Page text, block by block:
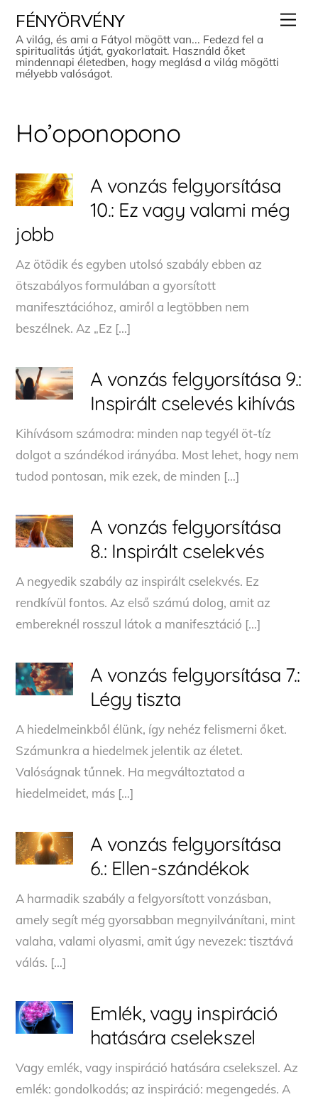
content
FÉNYÖRVÉNY
A világ, és ami a Fátyol mögött van... Fedezd fel a
spiritualitás útját, gyakorlatait. Használd őket
mindennapi életedben, hogy meglásd a világ mögötti
mélyebb valóságot.
Ho’oponopono
A vonzás felgyorsítása
10.: Ez vagy valami még
jobb
Az ötödik és egyben utolsó szabály ebben az
ötszabályos formulában a gyorsított
manifesztációhoz, amiről a legtöbben nem
beszélnek. Az „Ez […]
A vonzás felgyorsítása 9.:
Inspirált cselevés kihívás
Kihívásom számodra: minden nap tegyél öt-tíz
dolgot a szándékod irányába. Most lehet, hogy nem
tudod pontosan, mik ezek, de minden […]
A vonzás felgyorsítása
8.: Inspirált cselekvés
A negyedik szabály az inspirált cselekvés. Ez
rendkívül fontos. Az első számú dolog, amit az
embereknél rosszul látok a manifesztáció […]
A vonzás felgyorsítása 7.:
Légy tiszta
A hiedelmeinkből élünk, így nehéz felismerni őket.
Számunkra a hiedelmek jelentik az életet.
Valóságnak tűnnek. Ha megváltoztatod a
hiedelmeidet, más […]
A vonzás felgyorsítása
6.: Ellen-szándékok
A harmadik szabály a felgyorsított vonzásban,
amely segít még gyorsabban megnyilvánítani, mint
valaha, valami olyasmi, amit úgy nevezek: tisztává
válás. […]
Emlék, vagy inspiráció
hatására cselekszel
Vagy emlék, vagy inspiráció hatására cselekszel. Az
emlék: gondolkodás; az inspiráció: megengedés. A